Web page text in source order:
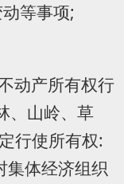
等事项;
动产所有权行
、山岭、草
行使所有权:
集体经济组织